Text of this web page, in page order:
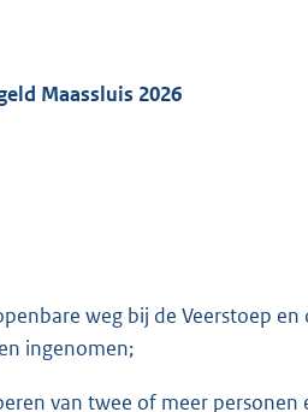
Maassluis 2026
weg bij de Veerstoep
ingenomen;
van twee of meer personen